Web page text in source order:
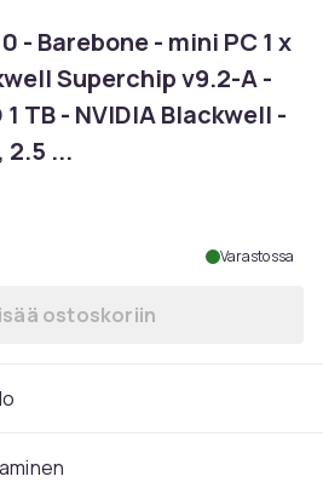
- Barebone - mini PC 1 x
Superchip v9.2-A -
1 TB - NVIDIA Blackwell -
...
Varastossa
Lisää ASUS Ascent GX10 -
ostoskoriin